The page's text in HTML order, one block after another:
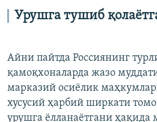
Урушга тушиб
Айни пайтда Россиянинг
қамоқхоналарда жазо
марказий осиёлик
хусусий ҳарбий ширкати
урушга ёлланаётгани ҳақида